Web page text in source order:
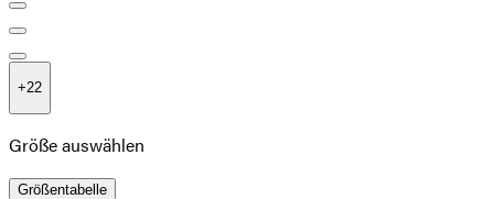
+22
Größe auswählen
Größentabelle